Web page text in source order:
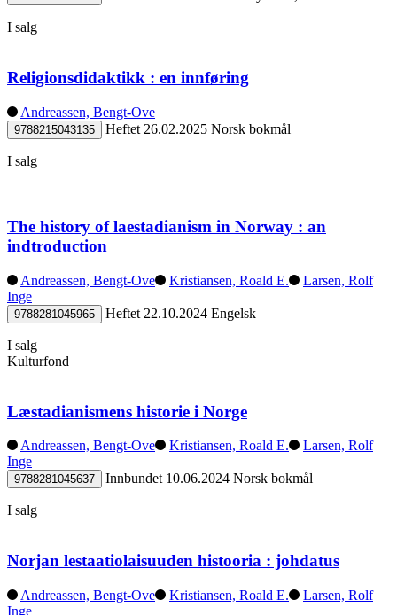
I salg
Religionsdidaktikk : en innføring
Andreassen, Bengt-Ove
9788215043135 Heftet 26.02.2025 Norsk bokmål
I salg
The history of laestadianism in Norway : an
indtroduction
Andreassen, Bengt-Ove Kristiansen, Roald E.
Larsen, Rolf
Inge
9788281045965 Heftet 22.10.2024 Engelsk
I salg
Kulturfond
Læstadianismens historie i Norge
Andreassen, Bengt-Ove Kristiansen, Roald E.
Larsen, Rolf
Inge
9788281045637 Innbundet 10.06.2024 Norsk bokmål
I salg
Norjan lestaatiolaisuuđen histooria : johđatus
Andreassen, Bengt-Ove Kristiansen, Roald E.
Larsen, Rolf
Inge